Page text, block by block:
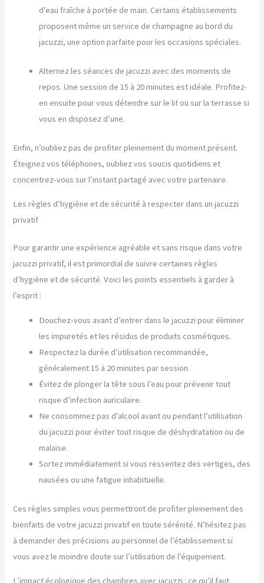
d’eau fraîche à portée de main. Certains établissements
proposent même un service de champagne au bord du
jacuzzi, une option parfaite pour les occasions spéciales.
Alternez les séances de jacuzzi avec des moments de
repos. Une session de 15 à 20 minutes est idéale. Profitez-
en ensuite pour vous détendre sur le lit ou sur la terrasse si
vous en disposez d’une.
Enfin, n’oubliez pas de profiter pleinement du moment présent.
Éteignez vos téléphones, oubliez vos soucis quotidiens et
concentrez-vous sur l’instant partagé avec votre partenaire.
Les règles d’hygiène et de sécurité à respecter dans un jacuzzi
privatif
Pour garantir une expérience agréable et sans risque dans votre
jacuzzi privatif, il est primordial de suivre certaines règles
d’hygiène et de sécurité. Voici les points essentiels à garder à
l’esprit :
Douchez-vous avant d’entrer dans le jacuzzi pour éliminer
les impuretés et les résidus de produits cosmétiques.
Respectez la durée d’utilisation recommandée,
généralement 15 à 20 minutes par session.
Évitez de plonger la tête sous l’eau pour prévenir tout
risque d’infection auriculaire.
Ne consommez pas d’alcool avant ou pendant l’utilisation
du jacuzzi pour éviter tout risque de déshydratation ou de
malaise.
Sortez immédiatement si vous ressentez des vertiges, des
nausées ou une fatigue inhabituelle.
Ces règles simples vous permettront de profiter pleinement des
bienfaits de votre jacuzzi privatif en toute sérénité. N’hésitez pas
à demander des précisions au personnel de l’établissement si
vous avez le moindre doute sur l’utilisation de l’équipement.
L’impact écologique des chambres avec jacuzzi : ce qu’il faut